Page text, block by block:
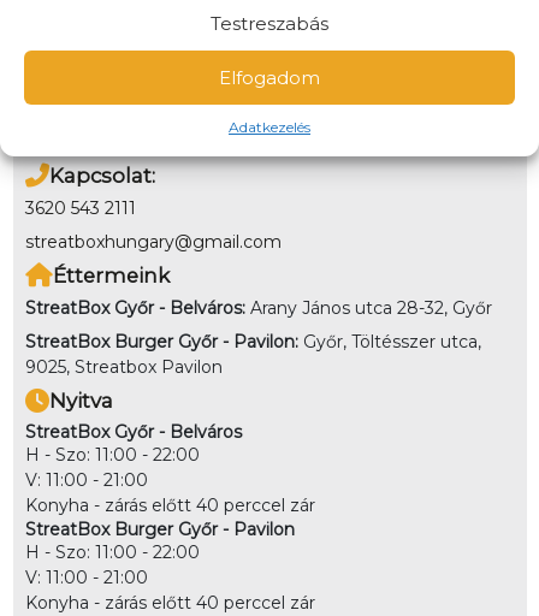
Elfogadom
Testreszabás
Adatkezelés
kiszállításra, de előre is rendelhetsz elvitelre!
Fizetés
Online bankkártyával és utánvétben a helyszínen is
fizethetsz. Kiszállítás esetén nem lehet utánvéttel fizetni
Kapcsolat:
3620 543 2111
streatboxhungary@gmail.com
Éttermeink
StreatBox Győr - Belváros: Arany János utca 28-32, Győr
StreatBox Burger Győr - Pavilon: Győr, Töltésszer utca,
9025, Streatbox Pavilon
Nyitva
StreatBox Győr - Belváros
H - Szo: 11:00 - 22:00
V: 11:00 - 21:00
Konyha - zárás előtt 40 perccel zár
StreatBox Burger Győr - Pavilon
H - Szo: 11:00 - 22:00
V: 11:00 - 21:00
Konyha - zárás előtt 40 perccel zár